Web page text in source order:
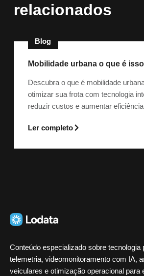
relacionados
Blog
Mobilidade urbana o que é isso
Descubra o que é mobilidade
otimizar sua frota com tecnologia
reduzir custos e aumentar
Ler completo
Conteúdo especializado sobre tecnologia
telemetria, videomonitoramento com IA,
veiculares e otimização operacional para